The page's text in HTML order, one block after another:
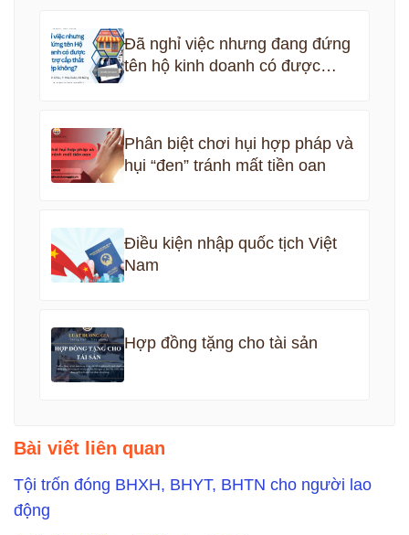
Đã nghỉ việc nhưng đang đứng
tên hộ kinh doanh có được
Phân biệt chơi hụi hợp pháp và
hụi “đen” tránh mất tiền oan
Điều kiện nhập quốc tịch Việt
Nam
Hợp đồng tặng cho tài sản
Bài viết liên quan
Tội trốn đóng BHXH, BHYT, BHTN cho người lao
động